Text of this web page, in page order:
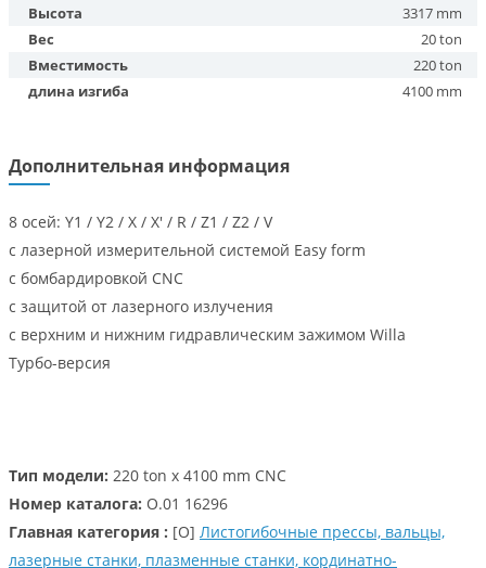
Высота
3317 mm
Вес
20 ton
Вместимость
220 ton
длина изгиба
4100 mm
Дополнительная информация
8 осей: Y1 / Y2 / X / X' / R / Z1 / Z2 / V
с лазерной измерительной системой Easy form
с бомбардировкой CNC
с защитой от лазерного излучения
с верхним и нижним гидравлическим зажимом Willa
Турбо-версия
Тип модели: 220 ton x 4100 mm CNC
Номер каталога: O.01 16296
Главная категория : [O] Листогибочные прессы, вальцы,
лазерные станки, плазменные станки, кординатно-